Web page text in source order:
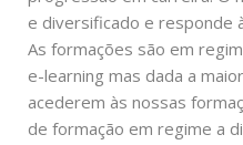
e diversificado e responde
As formações são em
e-learning mas dada a
acederem às nossas
de formação em regime a